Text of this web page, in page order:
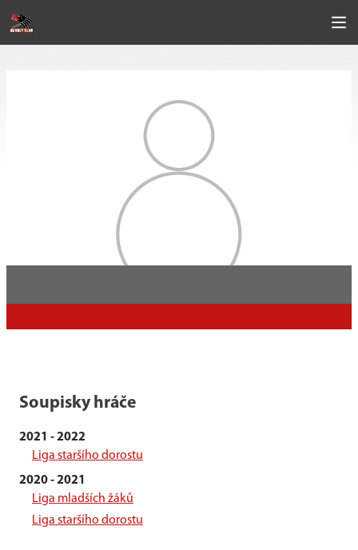
Soupisky hráče
2021 - 2022
Liga staršího dorostu
2020 - 2021
Liga mladších žáků
Liga staršího dorostu